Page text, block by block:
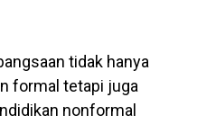
tidak hanya
formal tetapi juga
nonformal